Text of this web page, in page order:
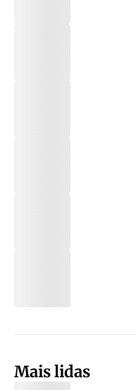
Mais lidas